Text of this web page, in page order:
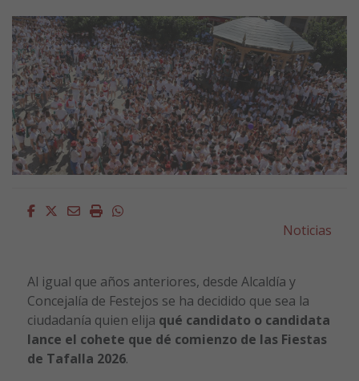
Facebook
Twitter
EmailImprimirWhatsapp
Noticias
Al igual que años anteriores, desde Alcaldía y
Concejalía de Festejos se ha decidido que sea la
ciudadanía quien elija qué candidato o candidata
lance el cohete que dé comienzo de las Fiestas
de Tafalla 2026.